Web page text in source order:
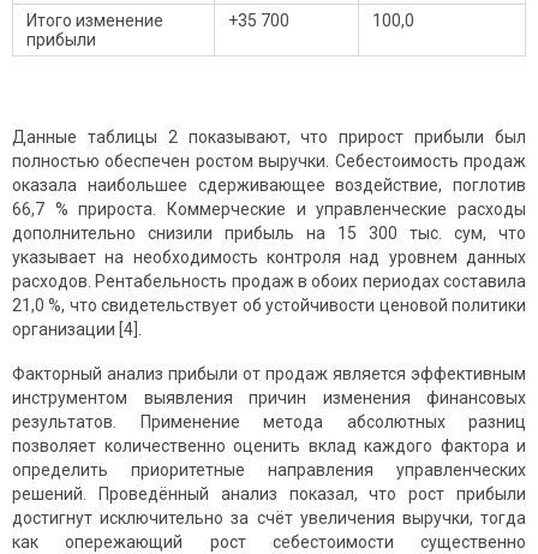
Итого изменение
прибыли
+35 700 100,0
Данные таблицы 2 показывают, что прирост прибыли был
полностью обеспечен ростом выручки. Себестоимость продаж
оказала наибольшее сдерживающее воздействие, поглотив
66,7 % прироста. Коммерческие и управленческие расходы
дополнительно снизили прибыль на 15 300 тыс. сум, что
указывает на необходимость контроля над уровнем данных
расходов. Рентабельность продаж в обоих периодах составила
21,0 %, что свидетельствует об устойчивости ценовой политики
организации [4].
Факторный анализ прибыли от продаж является эффективным
инструментом выявления причин изменения финансовых
результатов. Применение метода абсолютных разниц
позволяет количественно оценить вклад каждого фактора и
определить приоритетные направления управленческих
решений. Проведённый анализ показал, что рост прибыли
достигнут исключительно за счёт увеличения выручки, тогда
как опережающий рост себестоимости существенно